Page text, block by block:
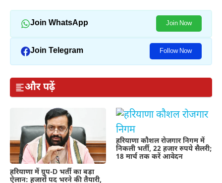
Join WhatsApp Join Now
Join Telegram Follow Now
और पढ़ें
हरियाणा में ग्रुप-D भर्ती का बड़ा
ऐलान: हजारों पद भरने की तैयारी,
हरियाणा कौशल रोजगार निगम में
निकली भर्ती, 22 हजार रुपये सैलरी;
18 मार्च तक करें आवेदन